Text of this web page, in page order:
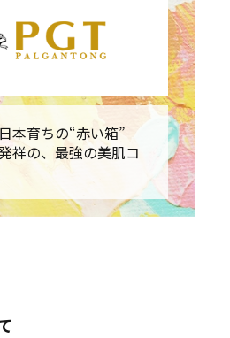
本育ちの“赤い箱”
祥の、最強の美肌コ